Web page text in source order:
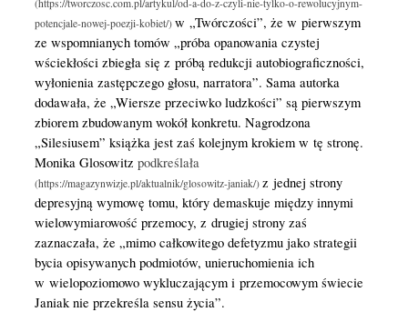
w „Twórczości”, że w pierwszym
ze wspomnianych tomów „próba opanowania czystej
wściekłości zbiegła się z próbą redukcji autobiograficzności,
wyłonienia zastępczego głosu, narratora”. Sama autorka
dodawała, że „Wiersze przeciwko ludzkości” są pierwszym
zbiorem zbudowanym wokół konkretu. Nagrodzona
„Silesiusem” książka jest zaś kolejnym krokiem w tę stronę.
Monika Glosowitz podkreślała
z jednej strony
depresyjną wymowę tomu, który demaskuje między innymi
wielowymiarowość przemocy, z drugiej strony zaś
zaznaczała, że „mimo całkowitego defetyzmu jako strategii
bycia opisywanych podmiotów, unieruchomienia ich
w wielopoziomowo wykluczającym i przemocowym świecie
Janiak nie przekreśla sensu życia”.